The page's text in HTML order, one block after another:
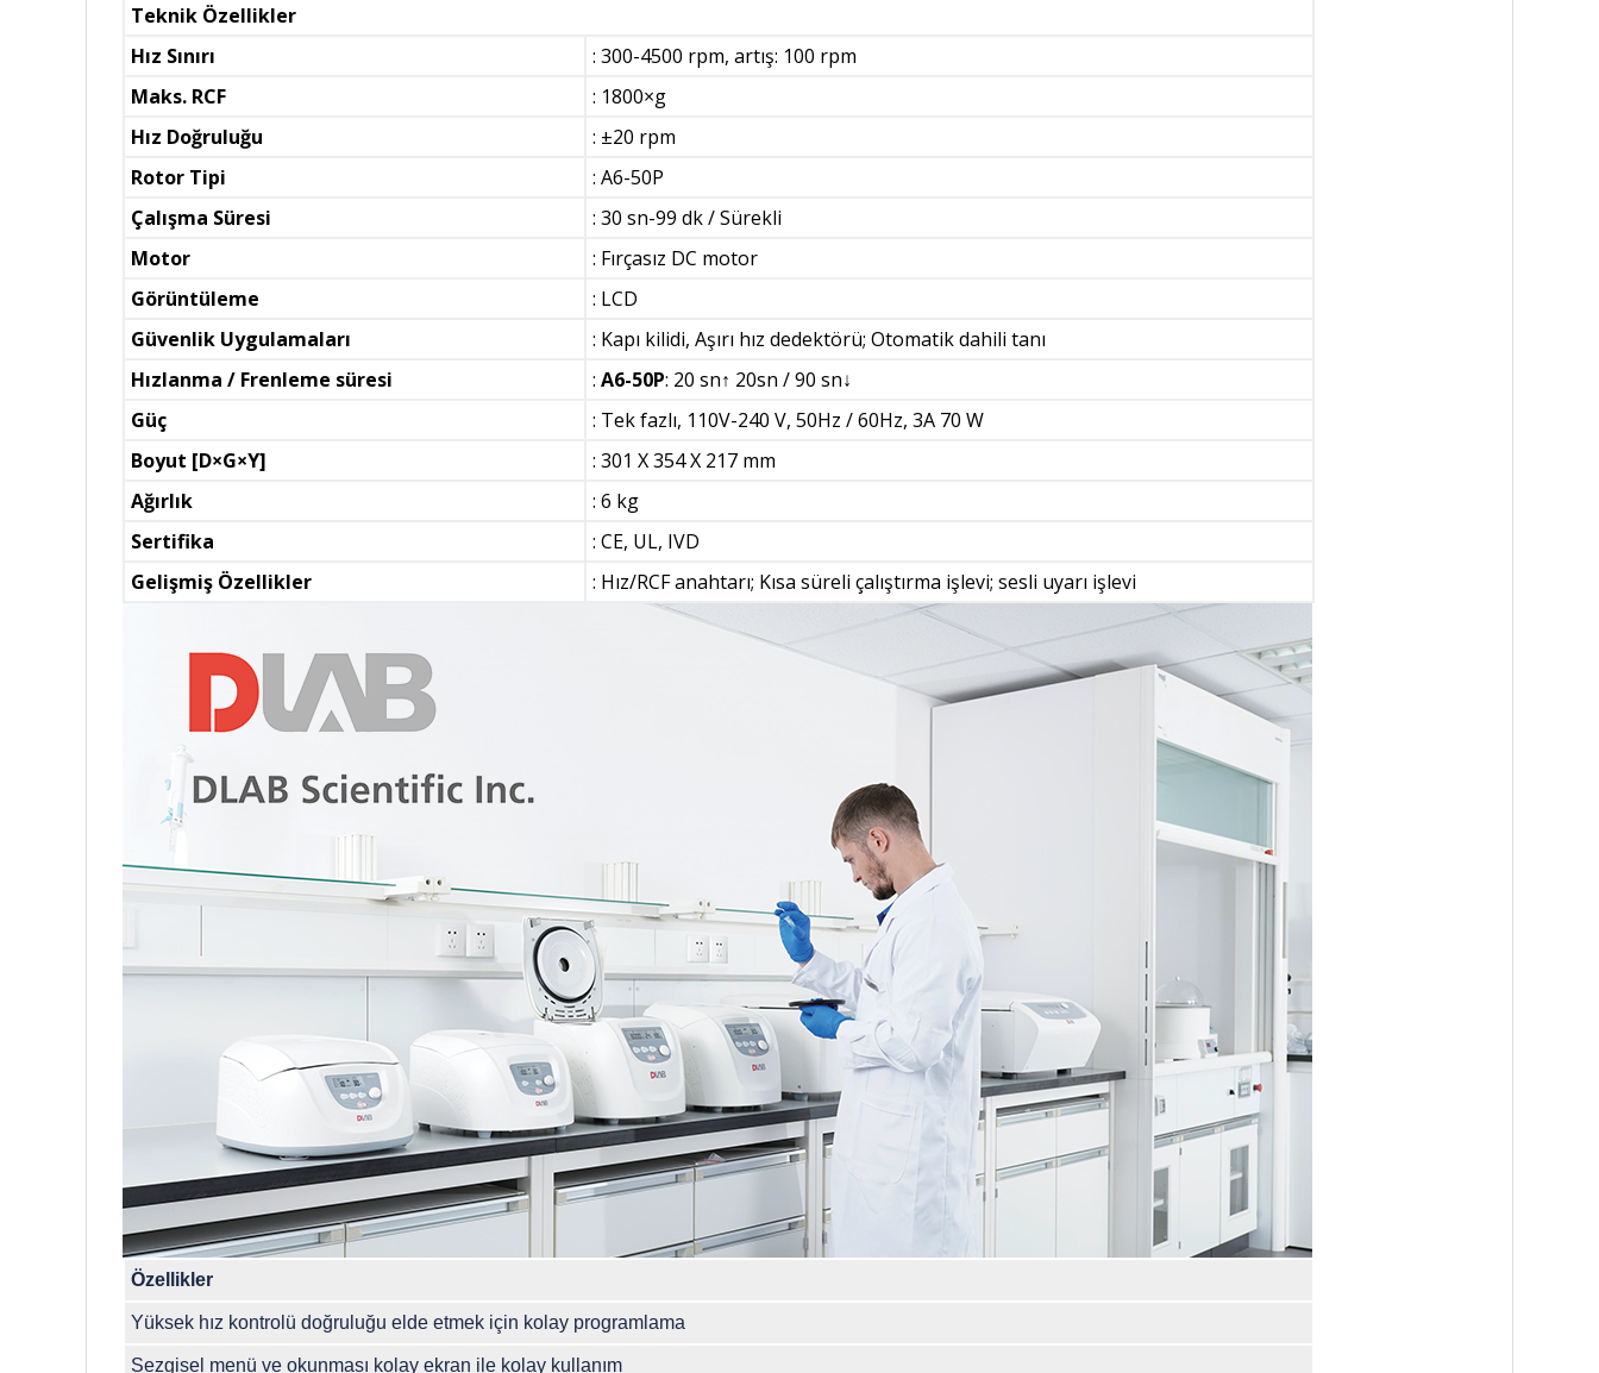
Teknik Özellikler
Hız Sınırı
: 300-4500 rpm, artış: 100 rpm
Maks. RCF
: 1800×g
Hız Doğruluğu
: ±20 rpm
Rotor Tipi
: A6-50P
Çalışma Süresi
: 30 sn-99 dk / Sürekli
Motor
: Fırçasız DC motor
Görüntüleme
: LCD
Güvenlik Uygulamaları
: Kapı kilidi, Aşırı hız dedektörü; Otomatik dahili tanı
Hızlanma / Frenleme süresi : A6-50P: 20 sn↑ 20sn / 90 sn↓
Güç
: Tek fazlı, 110V-240 V, 50Hz / 60Hz, 3A 70 W
Boyut [D×G×Y]
: 301 X 354 X 217 mm
Ağırlık
: 6 kg
Sertifika
: CE, UL, IVD
Gelişmiş Özellikler
: Hız/RCF anahtarı; Kısa süreli çalıştırma işlevi; sesli uyarı işlevi
Özellikler
Yüksek hız kontrolü doğruluğu elde etmek için kolay programlama
Sezgisel menü ve okunması kolay ekran ile kolay kullanım